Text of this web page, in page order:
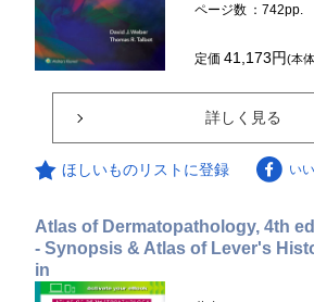
ページ数 ：742pp.
定価41,173円(本
詳しく見る
ほしいものリストに登録 い
Atlas of Dermatopathology, 4th
- Synopsis & Atlas of Lever's
in